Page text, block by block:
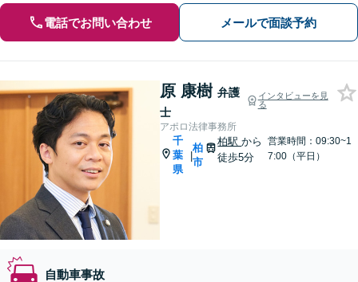
電話でお問い合わせ メールで面談予約
原 康樹 弁護
士
インタビューを見
る
アポロ法律事務所
千
葉
県
|
柏
市
柏駅から
徒歩5分
営業時間：09:30~1
7:00（平日）
自動車事故